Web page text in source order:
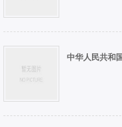
中华人民共和